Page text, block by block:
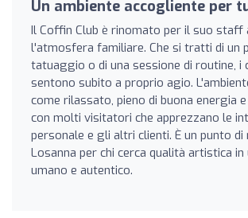
Un ambiente accogliente per
Il Coffin Club è rinomato per il suo staff
l'atmosfera familiare. Che si tratti di un
tatuaggio o di una sessione di routine, i
sentono subito a proprio agio.
come rilassato, pieno di buona energia
con molti visitatori che apprezzano le
personale e gli altri clienti. È un punto
Losanna per chi cerca qualità artistica
umano e autentico.